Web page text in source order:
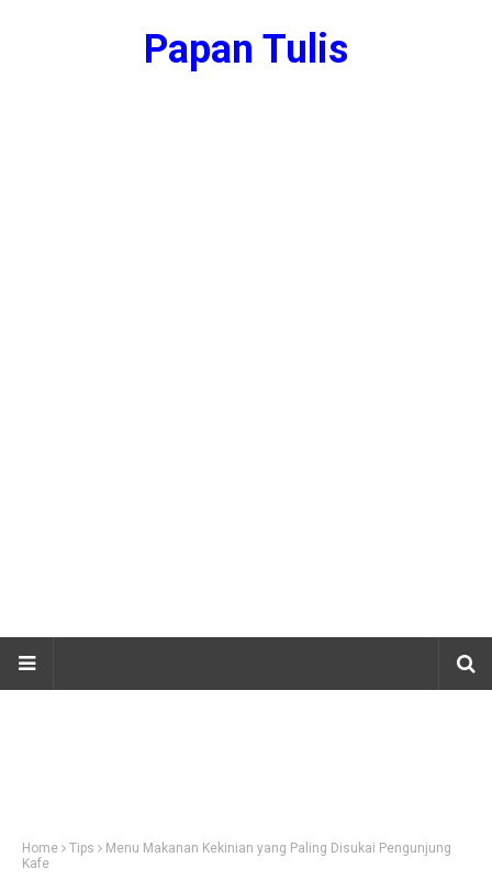
Papan Tulis
Home Tips
Menu Makanan Kekinian yang Paling Disukai Pengunjung
Kafe